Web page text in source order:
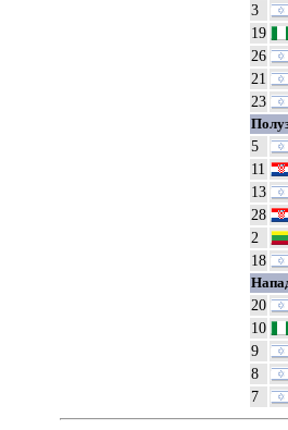
3
19
26
21
23
5
11
13
28
2
18
20
10
9
8
7